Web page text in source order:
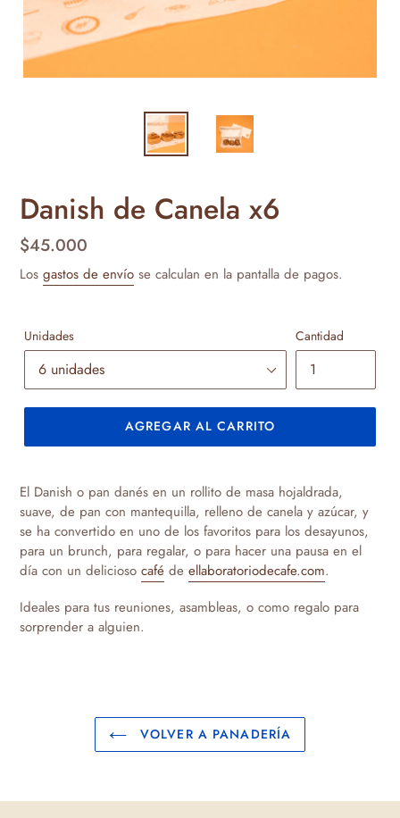
Danish de Canela x6
Precio
habitual
$45.000
Los gastos de envío se calculan en la pantalla de pagos.
Unidades Cantidad
AGREGAR AL CARRITO
el
producto
a
tu
carrito
de
compra
El Danish o pan danés en un rollito de masa hojaldrada,
suave, de pan con mantequilla, relleno de canela y azúcar, y
se ha convertido en uno de los favoritos para los desayunos,
para un brunch, para regalar, o para hacer una pausa en el
día con un delicioso café de ellaboratoriodecafe.com.
Ideales para tus reuniones, asambleas, o como regalo para
sorprender a alguien.
VOLVER A PANADERÍA